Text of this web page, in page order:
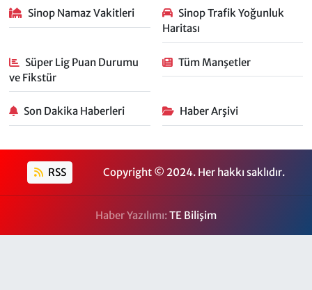
Sinop Namaz Vakitleri
Sinop Trafik Yoğunluk
Haritası
Süper Lig Puan Durumu
ve Fikstür
Tüm Manşetler
Son Dakika Haberleri Haber Arşivi
RSS Copyright © 2024. Her hakkı saklıdır.
Haber Yazılımı:TE Bilişim